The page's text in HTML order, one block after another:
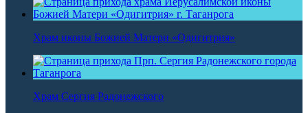
Храм иконы Божией Матери «Одигитрия»
Храм Сергия Радонежского